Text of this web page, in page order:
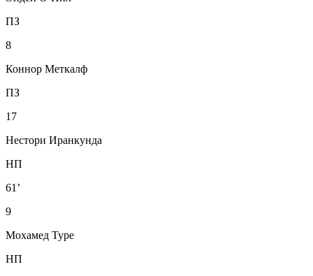
ПЗ
8
Коннор Меткалф
ПЗ
17
Нестори Иранкунда
НП
61’
9
Мохамед Туре
НП